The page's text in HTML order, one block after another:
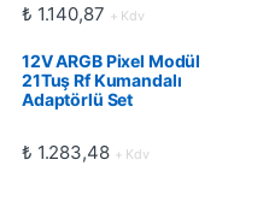
₺ 1.140,87 + Kdv
12V ARGB Pixel Modül
21Tuş Rf Kumandalı
Adaptörlü Set
₺ 1.283,48 + Kdv